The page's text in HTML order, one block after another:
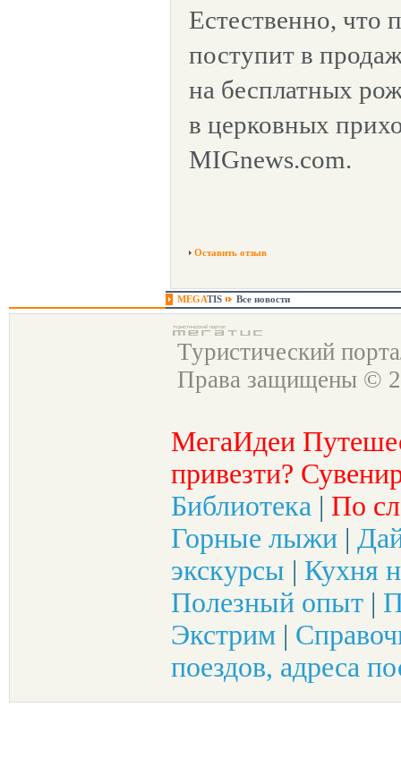
Естественно, что
поступит в
на бесплатных
в церковных
MIGnews.com.
Оставить отзыв
MEGATIS Все новости
Туристический
Права защищены ©
МегаИдеи
привезти?
Библиотека | По
Горные лыжи |
экскурсы | Кухня
Полезный опыт |
Экстрим |
поездов, адреса